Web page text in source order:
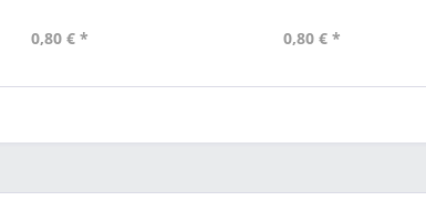
0,80 € * 0,80 € *